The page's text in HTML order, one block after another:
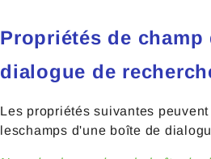
Propriétés de
dialogue de
Les propriétés suivantes
leschamps d'une boîte de